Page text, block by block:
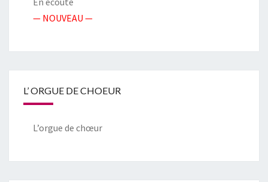
— NOUVEAU —
L’ ORGUE DE CHOEUR
L’orgue de chœur